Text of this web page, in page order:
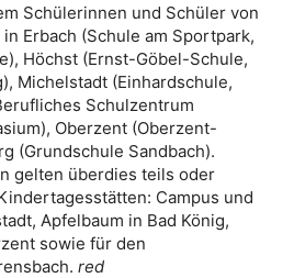
Schülerinnen und Schüler von
Erbach (Schule am Sportpark,
Höchst (Ernst-Göbel-Schule,
Michelstadt (Einhardschule,
Schulzentrum
Oberzent (Oberzent-
(Grundschule Sandbach).
gelten überdies teils oder
Campus und
Apfelbaum in Bad König,
sowie für den
red